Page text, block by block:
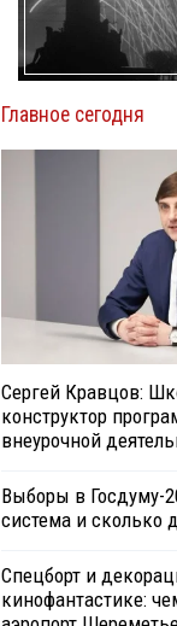
Главное сегодня
Сергей Кравцов:
конструктор
внеурочной
Выборы в Госдуму-
система и сколько
Спецборт и
кинофантастике: